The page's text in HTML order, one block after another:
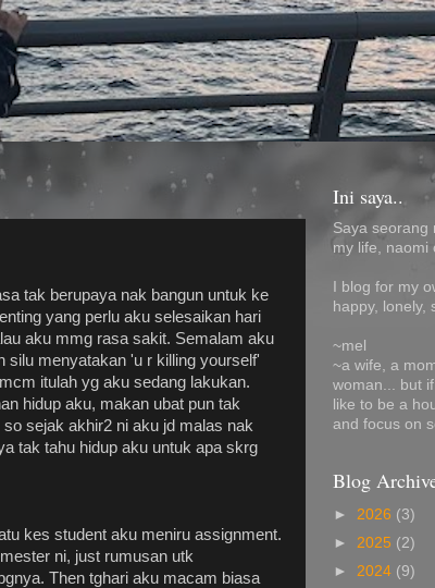
tak berupaya nak bangun untuk ke
yang perlu aku selesaikan hari
aku mmg rasa sakit. Semalam aku
silu menyatakan 'u r killing yourself'
itulah yg aku sedang lakukan.
hidup aku, makan ubat pun tak
sejak akhir2 ni aku jd malas nak
tak tahu hidup aku untuk apa skrg
kes student aku meniru assignment.
ni, just rumusan utk
Then tghari aku macam biasa
Ini saya..
Saya seorang
my life, naomi
I blog for my
happy, lonely,
~mel
~a wife, a
woman... but
like to be a
and focus on
Blog
► 2026 (3)
► 2025 (2)
► 2024 (9)